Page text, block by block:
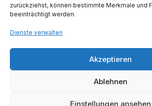
zurückziehst, können bestimmte Merkmale und
beeinträchtigt werden.
Dienste verwalten
Akzeptieren
Ablehnen
Einstellungen ansehen
Mitarbeiter:innen
140+
Kinder